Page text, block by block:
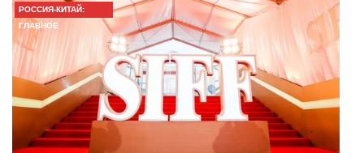
РОССИЯ-КИТАЙ:
ГЛАВНОЕ